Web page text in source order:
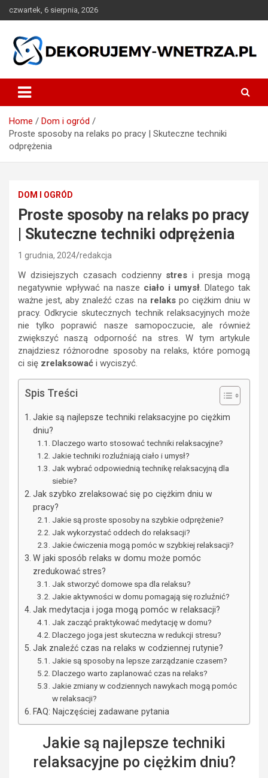
to
czwartek, 6 sierpnia, 2026
dekorujemy-wnetrza.pl
Home
Dom i ogród
Proste sposoby na relaks po pracy | Skuteczne techniki
odprężenia
DOM I OGRÓD
Proste sposoby na relaks po pracy
| Skuteczne techniki odprężenia
1 grudnia, 2024 redakcja
W dzisiejszych czasach codzienny stres i presja mogą
negatywnie wpływać na nasze ciało i umysł. Dlatego tak
ważne jest, aby znaleźć czas na relakspo ciężkim dniu w
pracy. Odkrycie skutecznych technik relaksacyjnych może
nie tylko poprawić nasze samopoczucie, ale również
zwiększyć naszą odporność na stres. W tym artykule
znajdziesz różnorodne sposoby na relaks, które pomogą
ci się zrelaksować i wyciszyć.
Spis Treści
Jakie są najlepsze techniki relaksacyjne po ciężkim
dniu?
Dlaczego warto stosować techniki relaksacyjne?
Jakie techniki rozluźniają ciało i umysł?
Jak wybrać odpowiednią technikę relaksacyjną dla
siebie?
Jak szybko zrelaksować się po ciężkim dniu w
pracy?
Jakie są proste sposoby na szybkie odprężenie?
Jak wykorzystać oddech do relaksacji?
Jakie ćwiczenia mogą pomóc w szybkiej relaksacji?
W jaki sposób relaks w domu może pomóc
zredukować stres?
Jak stworzyć domowe spa dla relaksu?
Jakie aktywności w domu pomagają się rozluźnić?
Jak medytacja i joga mogą pomóc w relaksacji?
Jak zacząć praktykować medytację w domu?
Dlaczego joga jest skuteczna w redukcji stresu?
Jak znaleźć czas na relaks w codziennej rutynie?
Jakie są sposoby na lepsze zarządzanie czasem?
Dlaczego warto zaplanować czas na relaks?
Jakie zmiany w codziennych nawykach mogą pomóc
w relaksacji?
FAQ: Najczęściej zadawane pytania
Jakie są najlepsze techniki
relaksacyjne po ciężkim dniu?